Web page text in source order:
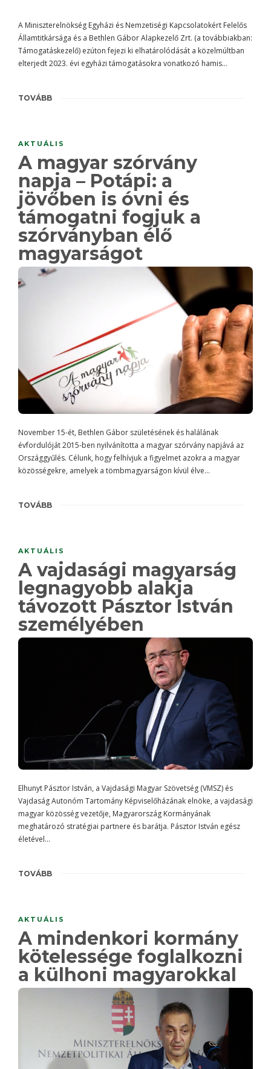
A Miniszterelnökség Egyházi és Nemzetiségi Kapcsolatokért Felelős
Államtitkársága és a Bethlen Gábor Alapkezelő Zrt. (a továbbiakban:
Támogatáskezelő) ezúton fejezi ki elhatárolódását a közelmúltban
elterjedt 2023. évi egyházi támogatásokra vonatkozó hamis…
TOVÁBB
AKTUÁLIS
A magyar szórvány
napja – Potápi: a
jövőben is óvni és
támogatni fogjuk a
szórványban élő
magyarságot
November 15-ét, Bethlen Gábor születésének és halálának
évfordulóját 2015-ben nyilvánította a magyar szórvány napjává az
Országgyűlés. Célunk, hogy felhívjuk a figyelmet azokra a magyar
közösségekre, amelyek a tömbmagyarságon kívül élve…
TOVÁBB
AKTUÁLIS
A vajdasági magyarság
legnagyobb alakja
távozott Pásztor István
személyében
Elhunyt Pásztor István, a Vajdasági Magyar Szövetség (VMSZ) és
Vajdaság Autonóm Tartomány Képviselőházának elnöke, a vajdasági
magyar közösség vezetője, Magyarország Kormányának
meghatározó stratégiai partnere és barátja. Pásztor István egész
életével…
TOVÁBB
AKTUÁLIS
A mindenkori kormány
kötelessége foglalkozni
a külhoni magyarokkal